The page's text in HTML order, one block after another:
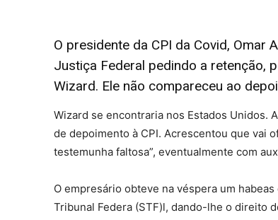
O presidente da CPI da Covid, Omar
Justiça Federal pedindo a retenção,
Wizard. Ele não compareceu ao
Wizard se encontraria nos Estados Unidos.
de depoimento à CPI. Acrescentou que vai
testemunha faltosa”, eventualmente com
O empresário obteve na véspera um
Tribunal Federa (STF)l, dando-lhe o direito